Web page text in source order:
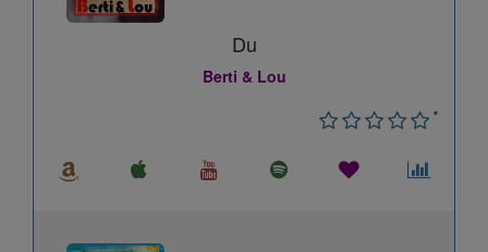
Du
Berti & Lou
*